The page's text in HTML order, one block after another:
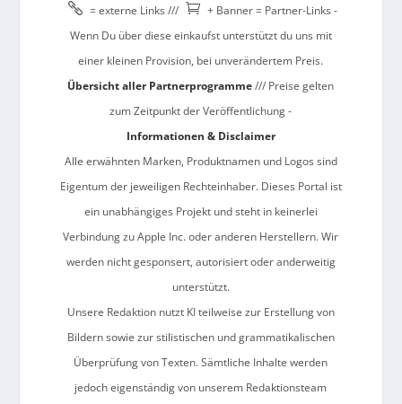
 = externe Links ///  + Banner = Partner-Links -
Wenn Du über diese einkaufst unterstützt du uns mit
einer kleinen Provision, bei unverändertem Preis.
Übersicht aller Partnerprogramme/// Preise gelten
zum Zeitpunkt der Veröffentlichung -
Informationen & Disclaimer
Alle erwähnten Marken, Produktnamen und Logos sind
Eigentum der jeweiligen Rechteinhaber. Dieses Portal ist
ein unabhängiges Projekt und steht in keinerlei
Verbindung zu Apple Inc. oder anderen Herstellern. Wir
werden nicht gesponsert, autorisiert oder anderweitig
unterstützt.
Unsere Redaktion nutzt KI teilweise zur Erstellung von
Bildern sowie zur stilistischen und grammatikalischen
Überprüfung von Texten. Sämtliche Inhalte werden
jedoch eigenständig von unserem Redaktionsteam